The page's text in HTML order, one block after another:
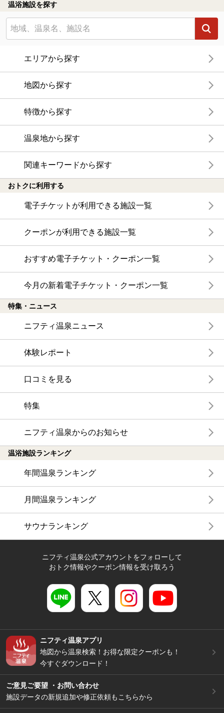
温浴施設を探す
エリアから探す
地図から探す
特徴から探す
温泉地から探す
関連キーワードから探す
おトクに利用する
電子チケットが利用できる施設一覧
クーポンが利用できる施設一覧
おすすめ電子チケット・クーポン一覧
今月の新着電子チケット・クーポン一覧
特集・ニュース
ニフティ温泉ニュース
体験レポート
口コミを見る
特集
ニフティ温泉からのお知らせ
温浴施設ランキング
年間温泉ランキング
月間温泉ランキング
サウナランキング
ニフティ温泉公式アカウントをフォローして
おトク情報やクーポン情報を受け取ろう
ニフティ温泉アプリ
地図から温泉検索！お得な限定クーポンも！
今すぐダウンロード！
ご意見ご要望 ・お問い合わせ
施設データの新規追加や修正依頼もこちらから